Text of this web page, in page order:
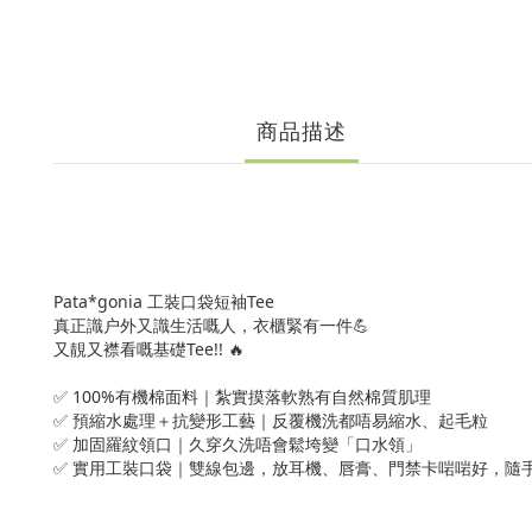
商品描述
Pata*gonia 工裝口袋短袖Tee
真正識户外又識生活嘅人，衣櫃緊有一件💪
又靚又襟看嘅基礎Tee!! 🔥
✅ 100%有機棉面料｜紮實摸落軟熟有自然棉質肌理
✅ 預縮水處理＋抗變形工藝｜反覆機洗都唔易縮水、起毛粒
✅ 加固羅紋領口｜久穿久洗唔會鬆垮變「口水領」
✅ 實用工裝口袋｜雙線包邊，放耳機、唇膏、門禁卡啱啱好，隨